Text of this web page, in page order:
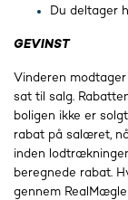
Du deltager
GEVINST
Vinderen
sat til salg.
boligen ikke er
rabat på salæret,
inden
beregnede rabat.
gennem